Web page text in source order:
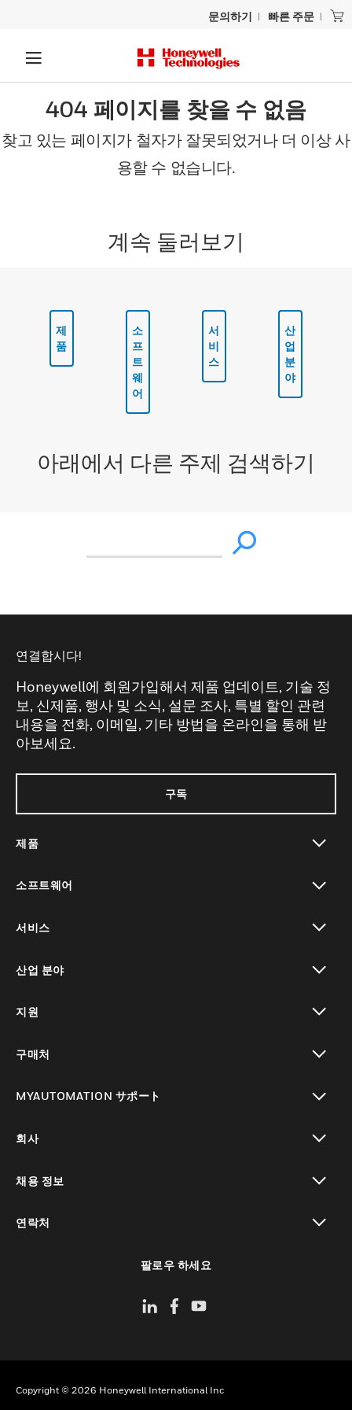
문의하기 빠른 주문
404 페이지를 찾을 수 없음
찾고 있는 페이지가 철자가 잘못되었거나 더 이상 사
용할 수 없습니다.
계속 둘러보기
제
품
소
프
트
웨
어
서
비
스
산
업
분
야
아래에서 다른 주제 검색하기
연결합시다!
Honeywell에 회원가입해서 제품 업데이트, 기술 정
보, 신제품, 행사 및 소식, 설문 조사, 특별 할인 관련
내용을 전화, 이메일, 기타 방법을 온라인을 통해 받
아보세요.
구독
제품
소프트웨어
서비스
산업 분야
지원
구매처
MYAUTOMATION サポート
회사
채용 정보
연락처
팔로우 하세요
Copyright © 2026 Honeywell International Inc